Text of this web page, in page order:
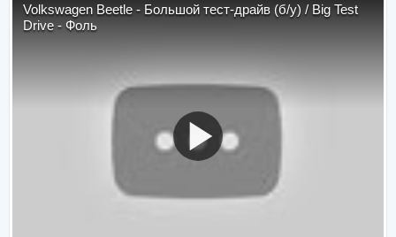
Volkswagen Beetle - Большой тест-драйв (б/у) / Big Test
Drive - Фоль